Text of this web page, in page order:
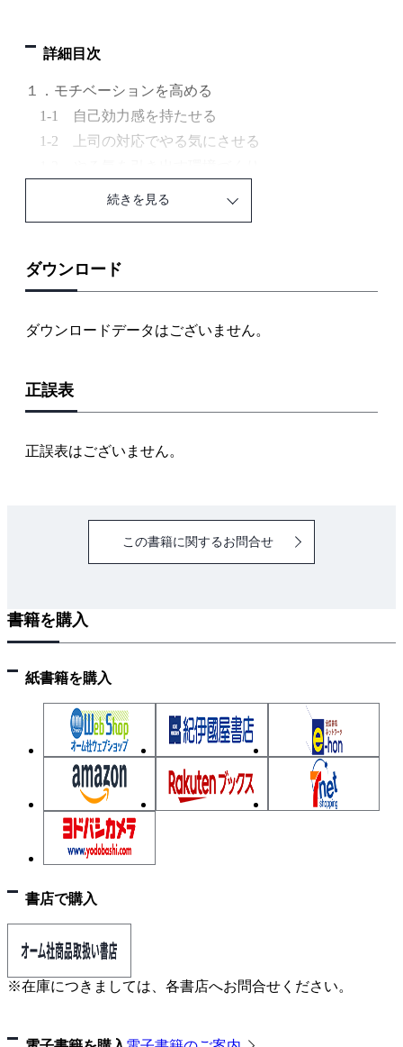
詳細目次
１．モチベーションを高める
1-1 自己効力感を持たせる
1-2 上司の対応でやる気にさせる
1-4 内発的動機付けが大切
２．コミュニケーションを円滑にする
2-2 協力会社とのコミュニケーション
2-4 相手を動かす伝え方
2-6 感情をコントロールする
3-1 新入社員を迎える
3-2 上司の対応が人を育てる
3-5 コーチングで指導する
続きを見る
ダウンロード
ダウンロードデータはございません。
正誤表
正誤表はございません。
この書籍に関するお問合せ
書籍を購入
紙書籍を購入
書店で購入
※在庫につきましては、各書店へお問合せください。